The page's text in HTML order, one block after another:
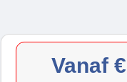
Vanaf €